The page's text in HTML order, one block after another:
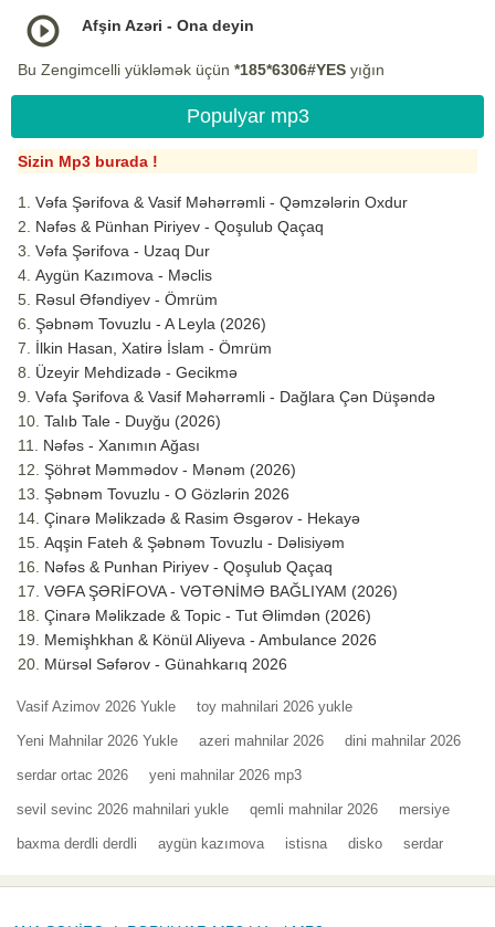
Afşin Azəri - Ona deyin
Bu Zengimcelli yükləmək üçün *185*6306#YES yığın
Populyar mp3
Sizin Mp3 burada !
Vəfa Şərifova & Vasif Məhərrəmli - Qəmzələrin Oxdur
Nəfəs & Pünhan Piriyev - Qoşulub Qaçaq
Vəfa Şərifova - Uzaq Dur
Aygün Kazımova - Məclis
Rəsul Əfəndiyev - Ömrüm
Şəbnəm Tovuzlu - A Leyla (2026)
İlkin Hasan, Xatirə İslam - Ömrüm
Üzeyir Mehdizadə - Gecikmə
Vəfa Şərifova & Vasif Məhərrəmli - Dağlara Çən Düşəndə
Talıb Tale - Duyğu (2026)
Nəfəs - Xanımın Ağası
Şöhrət Məmmədov - Mənəm (2026)
Şəbnəm Tovuzlu - O Gözlərin 2026
Çinarə Məlikzadə & Rasim Əsgərov - Hekayə
Aqşin Fateh & Şəbnəm Tovuzlu - Dəlisiyəm
Nəfəs & Punhan Piriyev - Qoşulub Qaçaq
VƏFA ŞƏRİFOVA - VƏTƏNİMƏ BAĞLIYAM (2026)
Çinarə Məlikzade & Topic - Tut Əlimdən (2026)
Memişhkhan & Könül Aliyeva - Ambulance 2026
Mürsəl Səfərov - Günahkarıq 2026
Vasif Azimov 2026 Yukle toy mahnilari 2026 yukle
Yeni Mahnilar 2026 Yukle azeri mahnilar 2026 dini mahnilar 2026
serdar ortac 2026 yeni mahnilar 2026 mp3
sevil sevinc 2026 mahnilari yukle qemli mahnilar 2026 mersiye
baxma derdli derdli aygün kazımova istisna disko serdar